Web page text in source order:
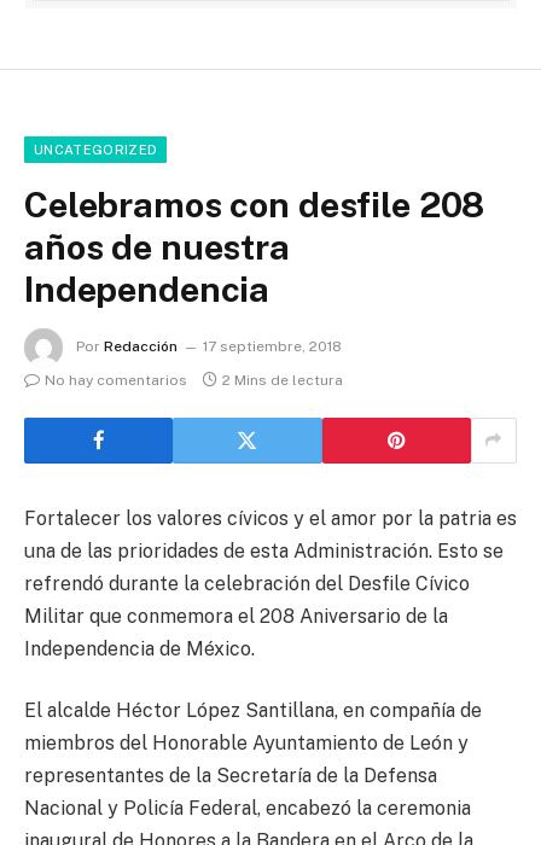
UNCATEGORIZED
Celebramos con desfile 208
años de nuestra
Independencia
Por Redacción
17 septiembre, 2018
No hay comentarios
2 Mins de lectura
Fortalecer los valores cívicos y el amor por la patria es
una de las prioridades de esta Administración. Esto se
refrendó durante la celebración del Desfile Cívico
Militar que conmemora el 208 Aniversario de la
Independencia de México.
El alcalde Héctor López Santillana, en compañía de
miembros del Honorable Ayuntamiento de León y
representantes de la Secretaría de la Defensa
Nacional y Policía Federal, encabezó la ceremonia